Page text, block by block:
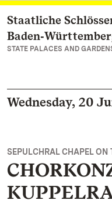
Navigate to main
Staatliche
STATE PALACES AND
Wednesday, 20
SEPULCHRAL CHAPEL ON